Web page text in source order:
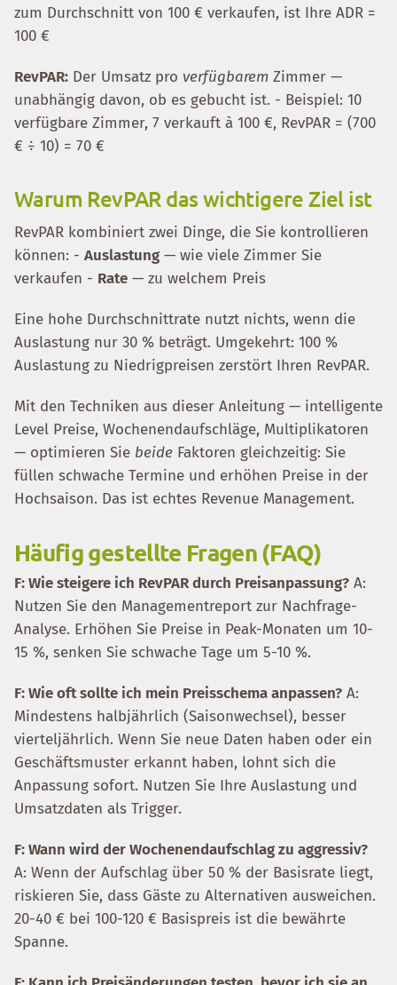
zum Durchschnitt von 100 € verkaufen, ist Ihre ADR =
100 €
RevPAR: Der Umsatz pro verfügbarem Zimmer —
unabhängig davon, ob es gebucht ist. - Beispiel: 10
verfügbare Zimmer, 7 verkauft à 100 €, RevPAR = (700
€ ÷ 10) = 70 €
Warum RevPAR das wichtigere Ziel ist
RevPAR kombiniert zwei Dinge, die Sie kontrollieren
können: - Auslastung — wie viele Zimmer Sie
verkaufen - Rate — zu welchem Preis
Eine hohe Durchschnittrate nutzt nichts, wenn die
Auslastung nur 30 % beträgt. Umgekehrt: 100 %
Auslastung zu Niedrigpreisen zerstört Ihren RevPAR.
Mit den Techniken aus dieser Anleitung — intelligente
Level Preise, Wochenendaufschläge, Multiplikatoren
— optimieren Sie beide Faktoren gleichzeitig: Sie
füllen schwache Termine und erhöhen Preise in der
Hochsaison. Das ist echtes Revenue Management.
Häufig gestellte Fragen (FAQ)
F: Wie steigere ich RevPAR durch Preisanpassung? A:
Nutzen Sie den Managementreport zur Nachfrage-
Analyse. Erhöhen Sie Preise in Peak-Monaten um 10-
15 %, senken Sie schwache Tage um 5-10 %.
F: Wie oft sollte ich mein Preisschema anpassen? A:
Mindestens halbjährlich (Saisonwechsel), besser
vierteljährlich. Wenn Sie neue Daten haben oder ein
Geschäftsmuster erkannt haben, lohnt sich die
Anpassung sofort. Nutzen Sie Ihre Auslastung und
Umsatzdaten als Trigger.
F: Wann wird der Wochenendaufschlag zu aggressiv?
A: Wenn der Aufschlag über 50 % der Basisrate liegt,
riskieren Sie, dass Gäste zu Alternativen ausweichen.
20-40 € bei 100-120 € Basispreis ist die bewährte
Spanne.